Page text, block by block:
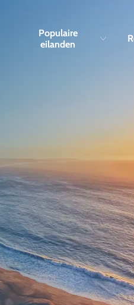
Populaire
eilanden